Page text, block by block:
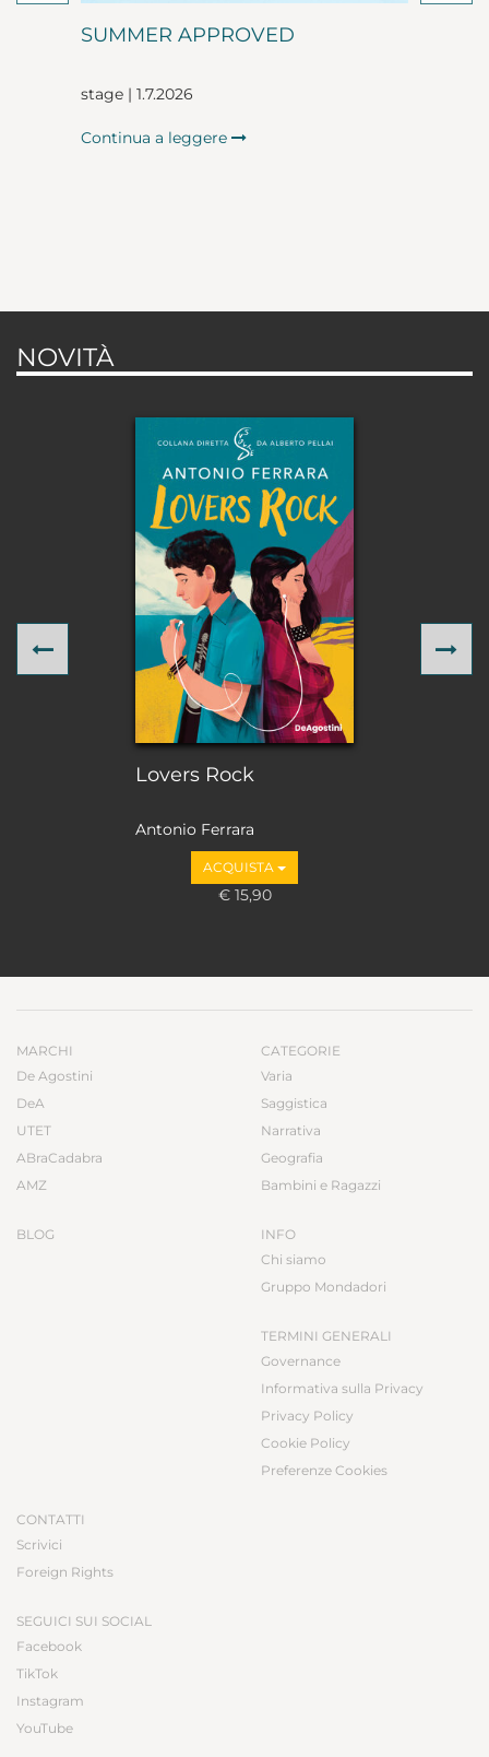
SUMMER APPROVED
stage | 1.7.2026
Continua a leggere
NOVITÀ
Lovers Rock
Antonio Ferrara
ACQUISTA
€ 15,90
Previous
MARCHI
De Agostini
DeA
UTET
ABraCadabra
AMZ
BLOG
CATEGORIE
Varia
Saggistica
Narrativa
Geografia
Bambini e Ragazzi
INFO
Chi siamo
Gruppo Mondadori
TERMINI GENERALI
Governance
Informativa sulla Privacy
Privacy Policy
Cookie Policy
Preferenze Cookies
CONTATTI
Scrivici
Foreign Rights
SEGUICI SUI SOCIAL
Facebook
TikTok
Instagram
YouTube